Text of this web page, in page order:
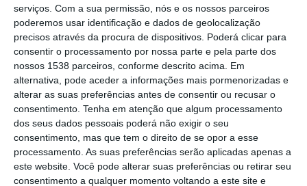
serviços. Com a sua permissão, nós e os nossos parceiros
poderemos usar identificação e dados de geolocalização
precisos através da procura de dispositivos. Poderá clicar para
consentir o processamento por nossa parte e pela parte dos
nossos 1538 parceiros, conforme descrito acima. Em
alternativa, pode aceder a informações mais pormenorizadas e
alterar as suas preferências antes de consentir ou recusar o
consentimento. Tenha em atenção que algum processamento
dos seus dados pessoais poderá não exigir o seu
consentimento, mas que tem o direito de se opor a esse
processamento. As suas preferências serão aplicadas apenas a
este website. Você pode alterar suas preferências ou retirar seu
consentimento a qualquer momento voltando a este site e
Foto por: D.R.
Um incêndio que ocorreu numa viatura que
circulava na Autoestrada 1, na zona de
Aveiras de Cima, concelho de Azambuja,
alastrou ao mato e foi combatido por mais de
50 bombeiros, apoiados por 1 meio aéreo.